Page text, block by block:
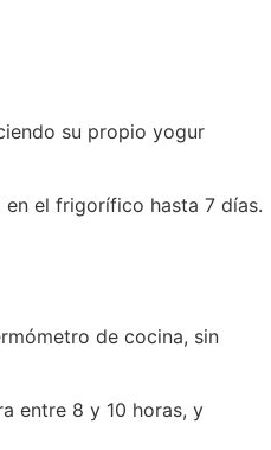
su propio yogur
el frigorífico hasta 7 días.
de cocina, sin
entre 8 y 10 horas, y